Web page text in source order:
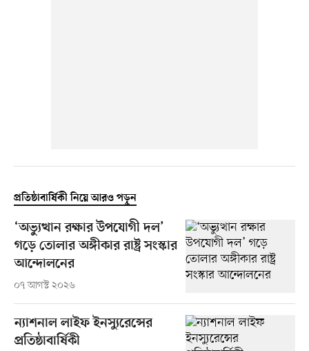
প্রতিষ্ঠাবার্ষিকী নিয়ে আরও পড়ুন
‘অভ্যুত্থান রক্ষার উপযোগী দল’
গড়ে তোলার অঙ্গীকার রাষ্ট্র সংস্কার
আন্দোলনের
০৭ আগস্ট ২০২৬
ন্যাশনাল লাইফ ইনস্যুরেন্সের
প্রতিষ্ঠাবার্ষিকী